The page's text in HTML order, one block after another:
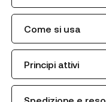
Come si usa
Principi attivi